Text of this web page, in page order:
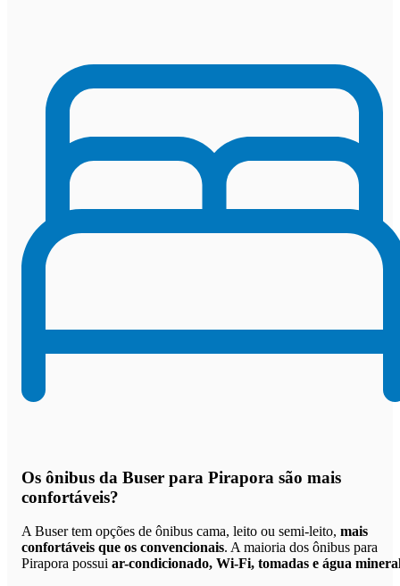
Os ônibus da Buser para Pirapora são mais
confortáveis?
A Buser tem opções de ônibus cama, leito ou semi-leito, mais
confortáveis que os convencionais. A maioria dos ônibus para
Pirapora possui ar-condicionado, Wi-Fi, tomadas e água